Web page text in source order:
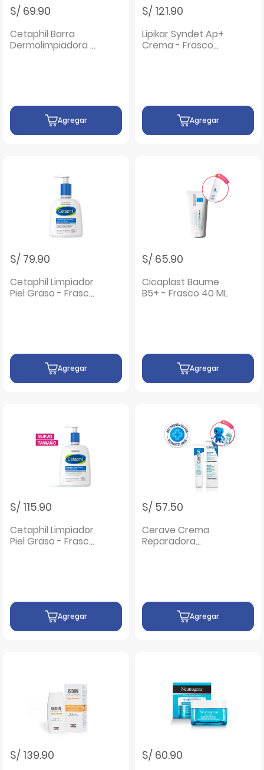
S/ 69.90
Cetaphil Barra
Dermolimpiadora -
Agregar
S/ 121.90
Lipikar Syndet Ap+
Crema - Frasco
Agregar
S/ 79.90
Cetaphil Limpiador
Piel Graso - Frasco
Agregar
S/ 65.90
Cicaplast Baume
B5+ - Frasco 40 ML
Agregar
S/ 115.90
Cetaphil Limpiador
Piel Graso - Frasco
Agregar
S/ 57.50
Cerave Crema
Reparadora
Agregar
S/ 139.90 S/ 60.90